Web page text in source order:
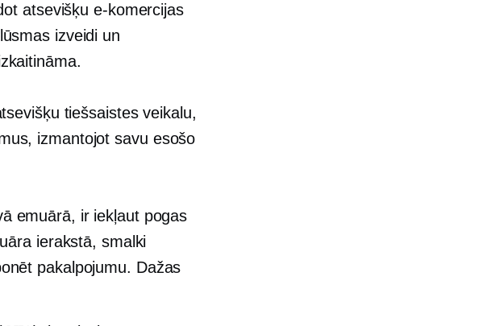
atsevišķu e-komercijas
izveidi un
tiešsaistes veikalu,
izmantojot savu esošo
emuārā, ir iekļaut pogas
ierakstā, smalki
pakalpojumu. Dažas